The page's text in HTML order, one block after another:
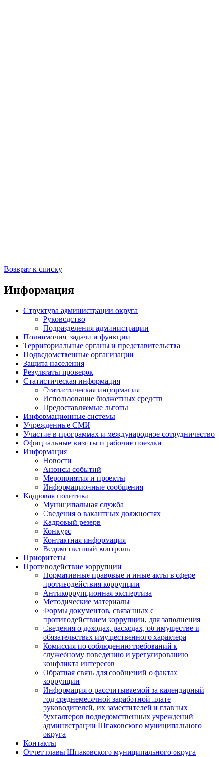
Возврат к списку
Информация
Структура администрации округа
Руководство
Подразделения администрации
Полномочия, задачи и функции
Территориальные органы и представительства
Подведомственные организации
Защита населения
Результаты проверок
Статистическая информация
Статистическая информация
Использование бюджетных средств
Предоставляемые льготы
Информационные системы
Учрежденные СМИ
Участие в программах и международное сотрудничество
Официальные визиты и рабочие поездки
Информация
Новости
Анонсы событий
Мероприятия и проекты
Информационные сообщения
Кадровая политика
Муниципальная служба
Сведения о вакантных должностях
Кадровый резерв
Конкурс
Контактная информация
Ведомственный контроль
Приоритеты
Противодействие коррупции
Нормативные правовые и иные акты в сфере
противодействия коррупции
Антикоррупционная экспертиза
Методические материалы
Формы документов, связанных с
противодействием коррупции, для заполнения
Сведения о доходах, расходах, об имуществе и
обязательствах имущественного характера
Комиссия по соблюдению требований к
служебному поведению и урегулированию
конфликта интересов
Обратная связь для сообщений о фактах
коррупции
Информация о рассчитываемой за календарный
год среднемесячной заработной плате
руководителей, их заместителей и главных
бухгалтеров подведомственных учреждений
администрации Шпаковского муниципального
округа
Контакты
Отчет главы Шпаковского муниципального округа